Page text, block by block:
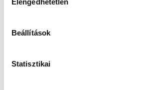
Beállítások
Statisztikai